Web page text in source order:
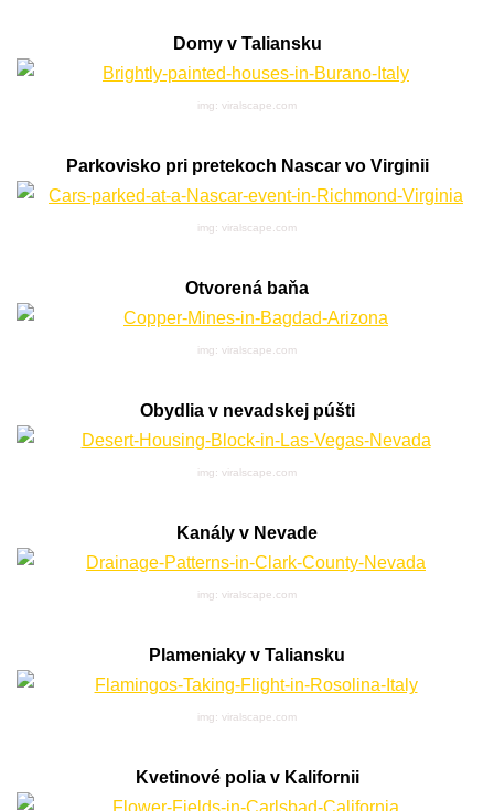
Domy v Taliansku
img: viralscape.com
Parkovisko pri pretekoch Nascar vo Virginii
img: viralscape.com
Otvorená baňa
img: viralscape.com
Obydlia v nevadskej púšti
img: viralscape.com
Kanály v Nevade
img: viralscape.com
Plameniaky v Taliansku
img: viralscape.com
Kvetinové polia v Kalifornii